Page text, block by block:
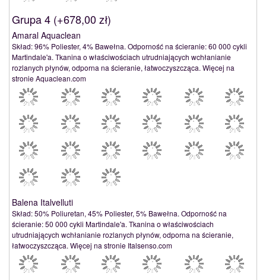
Grupa 4 (+678,00 zł)
Amaral Aquaclean
Skład: 96% Poliester, 4% Bawełna. Odporność na ścieranie: 60 000 cykli
Martindale'a. Tkanina o właściwościach utrudniających wchłanianie
rozlanych płynów, odporna na ścieranie, łatwoczyszcząca. Więcej na
stronie Aquaclean.com
Balena Italvelluti
Skład: 50% Poliuretan, 45% Poliester, 5% Bawełna. Odporność na
ścieranie: 50 000 cykli Martindale'a. Tkanina o właściwościach
utrudniających wchłanianie rozlanych płynów, odporna na ścieranie,
łatwoczyszcząca. Więcej na stronie Italsenso.com